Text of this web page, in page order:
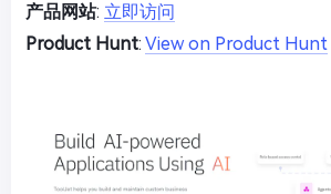
产品网站: 立即访问
Product Hunt: View on Product Hunt